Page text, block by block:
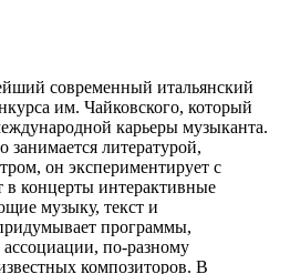
современный итальянский
им. Чайковского, который
карьеры музыканта.
литературой,
он экспериментирует с
концерты интерактивные
музыку, текст и
программы,
по-разному
композиторов. В